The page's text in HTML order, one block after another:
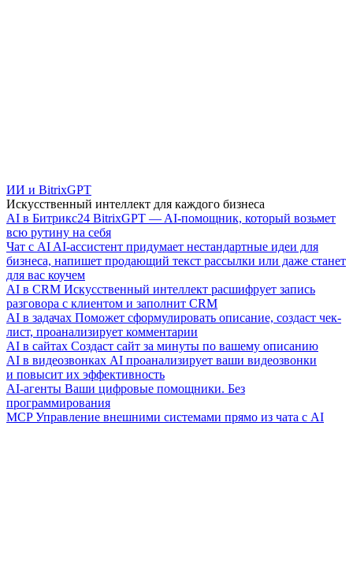
ИИ и BitrixGPT
Искусственный интеллект для каждого бизнеса
AI в Битрикс24 BitrixGPT — AI-помощник, который возьмет
всю рутину на себя
Чат с AI AI-ассистент придумает нестандартные идеи для
бизнеса, напишет продающий текст рассылки или даже станет
для вас коучем
AI в CRM Искусственный интеллект расшифрует запись
разговора с клиентом и заполнит CRM
AI в задачах Поможет сформулировать описание, создаст чек-
лист, проанализирует комментарии
AI в сайтах Создаст сайт за минуты по вашему описанию
AI в видеозвонках AI проанализирует ваши видеозвонки
и повысит их эффективность
AI-агенты Ваши цифровые помощники. Без
программирования
MCP Управление внешними системами прямо из чата с AI